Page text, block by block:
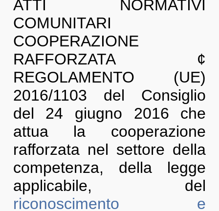
ATTI NORMATIVI
COMUNITARI
COOPERAZIONE
RAFFORZATA ¢
REGOLAMENTO (UE)
2016/1103 del Consiglio
del 24 giugno 2016 che
attua la cooperazione
rafforzata nel settore della
competenza, della legge
applicabile, del
riconoscimento e